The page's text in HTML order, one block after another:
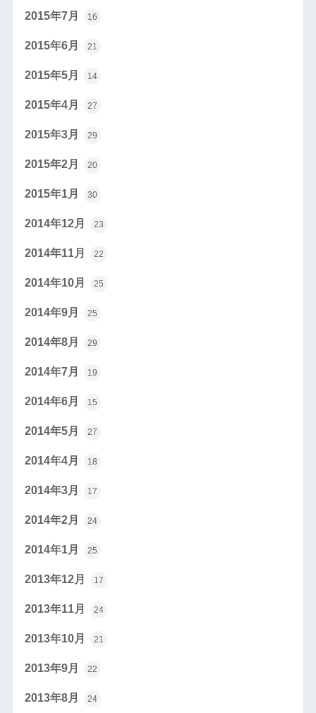
2015年7月 16
2015年6月 21
2015年5月 14
2015年4月 27
2015年3月 29
2015年2月 20
2015年1月 30
2014年12月 23
2014年11月 22
2014年10月 25
2014年9月 25
2014年8月 29
2014年7月 19
2014年6月 15
2014年5月 27
2014年4月 18
2014年3月 17
2014年2月 24
2014年1月 25
2013年12月 17
2013年11月 24
2013年10月 21
2013年9月 22
2013年8月 24